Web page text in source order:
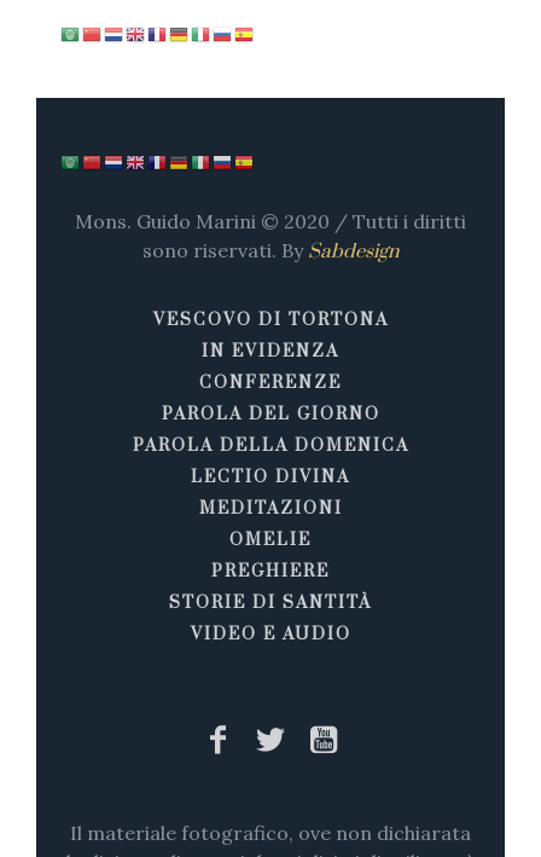
Mons. Guido Marini © 2020 / Tutti i diritti
sono riservati. By Sabdesign
VESCOVO DI TORTONA
IN EVIDENZA
CONFERENZE
PAROLA DEL GIORNO
PAROLA DELLA DOMENICA
LECTIO DIVINA
MEDITAZIONI
OMELIE
PREGHIERE
STORIE DI SANTITÀ
VIDEO E AUDIO
Il materiale fotografico, ove non dichiarata